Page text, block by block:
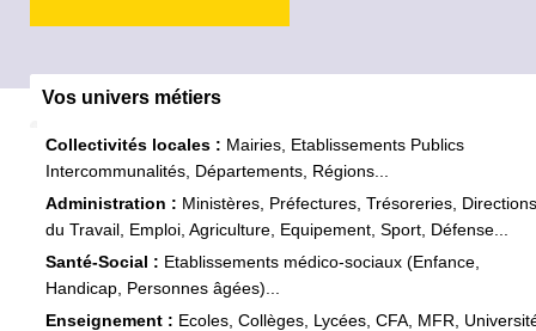
Vos univers métiers
Collectivités locales : Mairies, Etablissements Publics
Intercommunalités, Départements, Régions...
Administration : Ministères, Préfectures, Trésoreries, Directions
du Travail, Emploi, Agriculture, Equipement, Sport, Défense...
Santé-Social : Etablissements médico-sociaux (Enfance,
Handicap, Personnes âgées)...
Enseignement : Ecoles, Collèges, Lycées, CFA, MFR,